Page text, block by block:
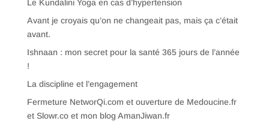
Le Kundalini Yoga en cas d’hypertension
Avant je croyais qu’on ne changeait pas, mais ça c’était
avant.
Ishnaan : mon secret pour la santé 365 jours de l’année
!
La discipline et l’engagement
Fermeture NetworQi.com et ouverture de Medoucine.fr
et Slowr.co et mon blog AmanJiwan.fr